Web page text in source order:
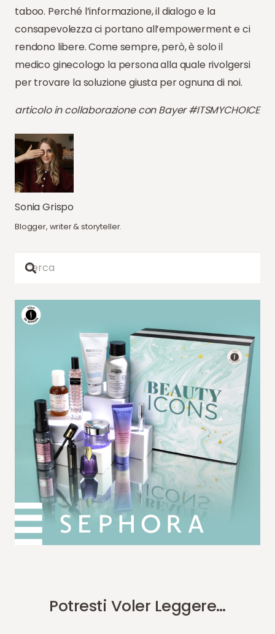
taboo. Perché l’informazione, il dialogo e la
consapevolezza ci portano all’empowerment e ci
rendono libere. Come sempre, però, è solo il
medico ginecologo la persona alla quale rivolgersi
per trovare la soluzione giusta per ognuna di noi.
articolo in collaborazione con Bayer #ITSMYCHOICE
Sonia Grispo
Blogger, writer & storyteller.
Potresti Voler Leggere…